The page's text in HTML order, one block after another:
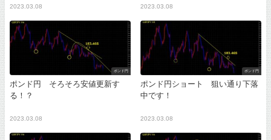
2023.03.08 2023.03.08
ポンド円
ポンド円 そろそろ安値更新す
る！？
2023.03.08
ポンド円
ポンド円ショート 狙い通り下落
中です！
2023.03.08